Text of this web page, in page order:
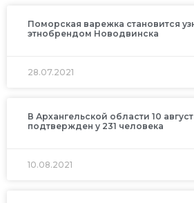
Поморская варежка становится
этнобрендом Новодвинска
28.07.2021
В Архангельской области 10
подтвержден у 231 человека
10.08.2021